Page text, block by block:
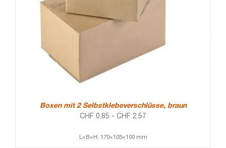
Boxen mit 2 Selbstklebeverschlüsse, braun
CHF 0.85 - CHF 2.57
L×B×H: 170×105×100 mm